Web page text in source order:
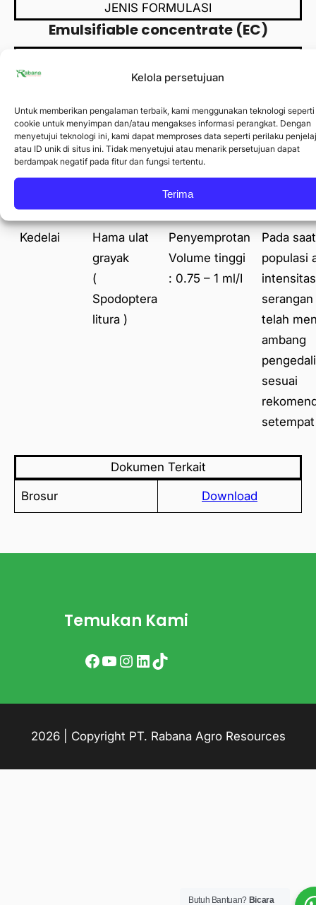
Kelola persetujuan
Untuk memberikan pengalaman terbaik, kami menggunakan teknologi seperti
cookie untuk menyimpan dan/atau mengakses informasi perangkat. Dengan
menyetujui teknologi ini, kami dapat memproses data seperti perilaku
atau ID unik di situs ini. Tidak menyetujui atau menarik persetujuan dapat
berdampak negatif pada fitur dan fungsi tertentu.
Terima
JENIS FORMULASI
Emulsifiable concentrate (EC)
RI.01010120093332
Saran Penggunaan
Jenis
Tanaman
Sasaran
Cara Aplikasi
dan
Waktu
Kedelai
Hama ulat
grayak
(
Spodoptera
litura )
Penyemprotan
Volume tinggi
: 0.75 – 1 ml/I
Pada saat
populasi
intensitas
telah
ambang
sesuai
setempat
Dokumen Terkait
Brosur Download
Temukan Kami
Facebook YouTube Instagram LinkedIn TikTok
2026 | Copyright PT. Rabana Agro Resources
Butuh Bantuan? Bicara